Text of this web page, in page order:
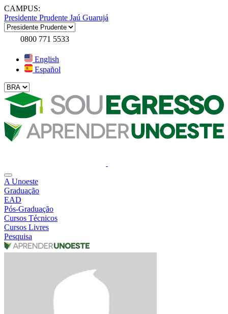
CAMPUS:
Presidente Prudente Jaú Guarujá
0800 771 5533
English
Español
A Unoeste
Graduação
EAD
Pós-Graduação
Cursos Técnicos
Cursos Livres
Pesquisa